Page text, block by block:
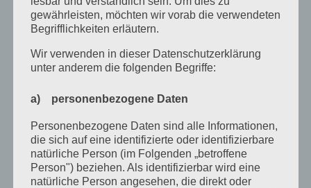
April 2022
Februar 2022
Januar 2022
Oktober 2021
September 2021
Mai 2021
März 2021
gewährleisten, möchten wir vorab die verwendeten
Begrifflichkeiten erläutern.
Wir verwenden in dieser Datenschutzerklärung
unter anderem die folgenden Begriffe:
a) personenbezogene Daten
Personenbezogene Daten sind alle Informationen,
die sich auf eine identifizierte oder identifizierbare
natürliche Person (im Folgenden „betroffene
Person") beziehen. Als identifizierbar wird eine
natürliche Person angesehen, die direkt oder